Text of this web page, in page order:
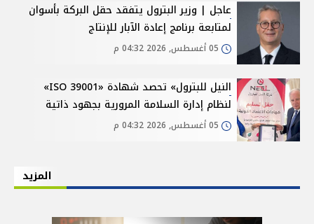
عاجل | وزير البترول يتفقد حقل البركة بأسوان
لمتابعة برنامج إعادة الآبار للإنتاج
النيل للبترول» تحصد شهادة «ISO 39001»
لنظام إدارة السلامة المرورية بجهود ذاتية
المزيد